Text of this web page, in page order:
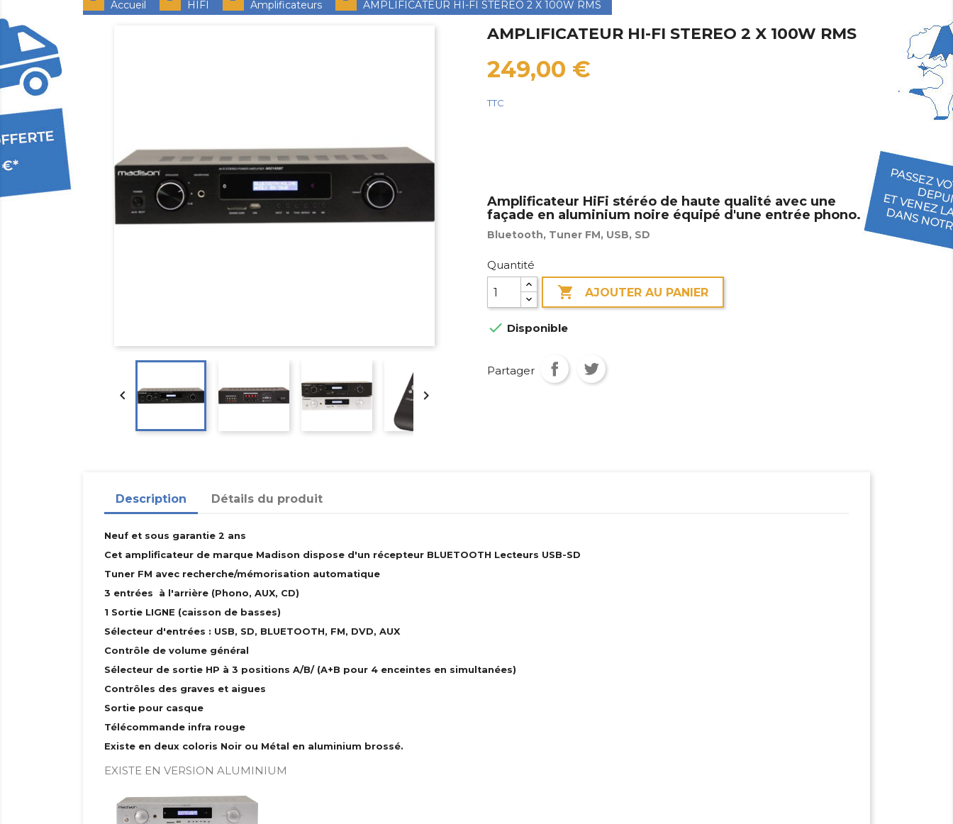
Accueil HIFI Amplificateurs AMPLIFICATEUR HI-FI STEREO 2 X 100W RMS
 
AMPLIFICATEUR HI-FI STEREO 2 X 100W RMS
249,00 €
TTC
Amplificateur HiFi stéréo de haute qualité avec une
façade en aluminium noire équipé d'une entrée phono.
Bluetooth, Tuner FM, USB, SD
Quantité
 AJOUTER AU PANIER
 Disponible
Partager
Description Détails du produit
Neuf et sous garantie 2 ans
Cet amplificateur de marque Madison dispose d'un récepteur BLUETOOTH Lecteurs USB-SD
Tuner FM avec recherche/mémorisation automatique
3 entrées à l'arrière (Phono, AUX, CD)
1 Sortie LIGNE (caisson de basses)
Sélecteur d'entrées : USB, SD, BLUETOOTH, FM, DVD, AUX
Contrôle de volume général
Sélecteur de sortie HP à 3 positions A/B/ (A+B pour 4 enceintes en simultanées)
Contrôles des graves et aigues
Sortie pour casque
Télécommande infra rouge
Existe en deux coloris Noir ou Métal en aluminium brossé.
EXISTE EN VERSION ALUMINIUM